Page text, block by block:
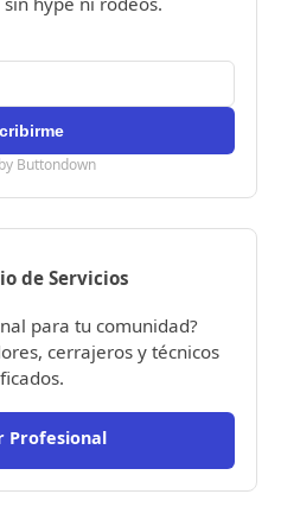
Buttondown
de Servicios
para tu comunidad?
cerrajeros y técnicos
Profesional